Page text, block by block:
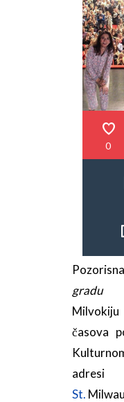
PRETRAGA
0
gradu
časova
adresi
St.